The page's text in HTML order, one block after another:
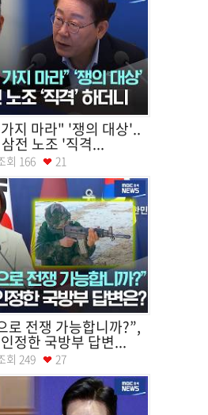
지 마라" '쟁의 대상'..
전 노조 '직격...
회 166 21
로 전쟁 가능합니까?”,
정한 국방부 답변...
회 249 27